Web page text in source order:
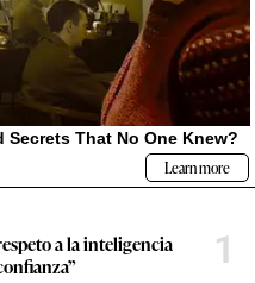
a la inteligencia
1